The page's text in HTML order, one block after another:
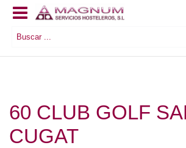
60 CLUB GOLF
CUGAT